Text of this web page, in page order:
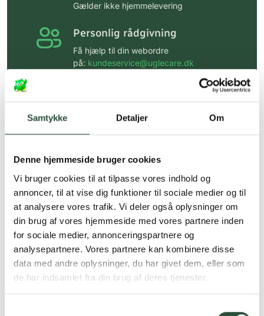
Samtykke Detaljer Om
Denne hjemmeside bruger cookies
Vi bruger cookies til at tilpasse vores indhold og
annoncer, til at vise dig funktioner til sociale medier og til
at analysere vores trafik. Vi deler også oplysninger om
din brug af vores hjemmeside med vores partnere inden
for sociale medier, annonceringspartnere og
analysepartnere. Vores partnere kan kombinere disse
data med andre oplysninger, du har givet dem, eller som
de har indsamlet fra din brug af deres tjenester.
Gælder ikke hjemmelevering
Personlig rådgivning
Få hjælp til din webordre
på: kundeservice@uglecare.dk
Hurtig levering (30 min. i Kbh)
Faste lave priser*
Stort udvalg af kendte
produkter
Vi tilbyder et stort udvalg af kendte
cremer, vitaminer og andre spændende
produkter – altid til fast lav pris.
Læs mere om Uglecare.dk her